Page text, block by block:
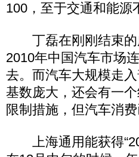
100，至于交通和能源
丁磊在刚刚结束的
2010年中国汽车市场
去。而汽车大规模走
基数庞大，还会有一
限制措施，但汽车消
上海通用能获得